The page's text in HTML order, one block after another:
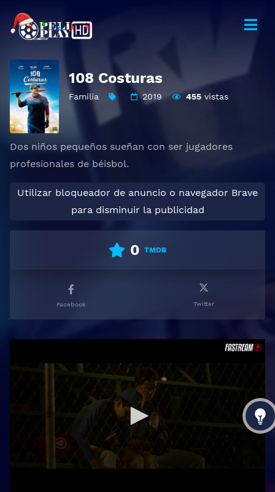
108 Costuras
Familia 2019 455vistas
Dos niños pequeños sueñan con ser jugadores
profesionales de béisbol.
Utilizar bloqueador de anuncio o navegador Brave
para disminuir la publicidad
0 TMDB
Facebook Twitter